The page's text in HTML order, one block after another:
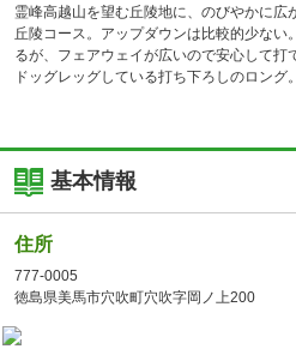
霊峰高越山を望む丘陵地に、のびやかに
丘陵コース。アップダウンは比較的少ない
るが、フェアウェイが広いので安心して
ドッグレッグしている打ち下ろしのロング
基本情報
住所
777-0005
徳島県美馬市穴吹町穴吹字岡ノ上200